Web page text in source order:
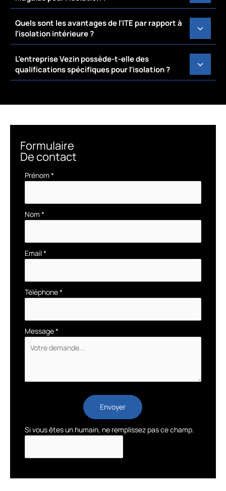
Quels sont les avantages de l’ITE par rapport à
l’isolation intérieure ?
L’entreprise Vezin possède-t-elle des
qualifications spécifiques pour l’isolation ?
Formulaire
De contact
Formulaire
Prénom *
Nom *
Email*
Téléphone*
Message*
Envoyer
Si vous êtes un humain, ne remplissez pas ce champ.